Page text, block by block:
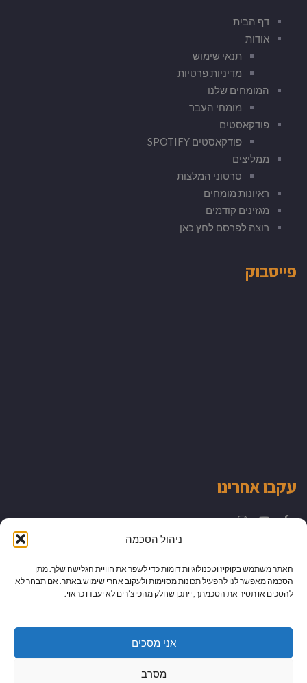
ניהול הסכמה
האתר משתמש בקוקיז וטכנולוגיות דומות כדי לשפר את חוויית הגלישה שלך. מתן
הסכמה מאפשר לנו להפעיל תכונות מסוימות ולעקוב אחרי שימוש באתר. אם תבחר לא
להסכים או תסיר את הסכמתך, ייתכן שחלק מהפיצ’רים לא יעבדו כראוי.
אני מסכים
מסרב
דף הבית
אודות
תנאי שימוש
מדיניות פרטיות
המומחים שלנו
מומחי העבר
פודקאסטים
פודקאסטים SPOTIFY
ממליצים
סרטוני המלצות
ראיונות מומחים
מגזינים קודמים
רוצה לפרסם לחץ כאן
פייסבוק
עקבו אחרינו